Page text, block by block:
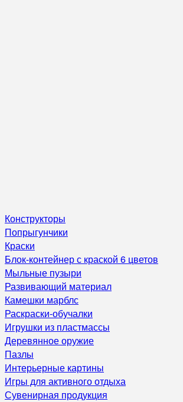
Конструкторы
Попрыгунчики
Краски
Блок-контейнер с краской 6 цветов
Мыльные пузыри
Развивающий материал
Камешки марблс
Раскраски-обучалки
Игрушки из пластмассы
Деревянное оружие
Пазлы
Интерьерные картины
Игры для активного отдыха
Сувенирная продукция